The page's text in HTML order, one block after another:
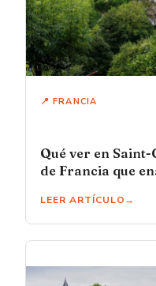
📍 FRANCIA
Qué ver en
de Francia que
LEER ARTÍCULO